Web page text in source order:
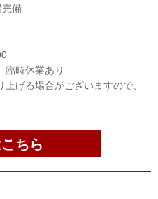
備
臨時休業あり
げる場合がございますので、
ちら